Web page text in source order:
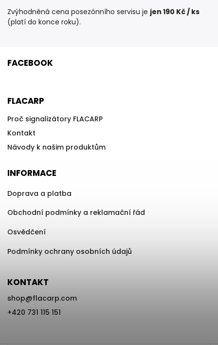
Zvýhodněná cena posezónního servisu je jen 190 Kč / ks
(platí do konce roku).
FACEBOOK
FLACARP
Proč signalizátory FLACARP
Kontakt
Návody k našim produktům
INFORMACE
Doprava a platba
Obchodní podmínky a reklamační řád
Osvědčení
Podmínky ochrany osobních údajů
KONTAKT
shop@flacarp.com
+420 731 115 151